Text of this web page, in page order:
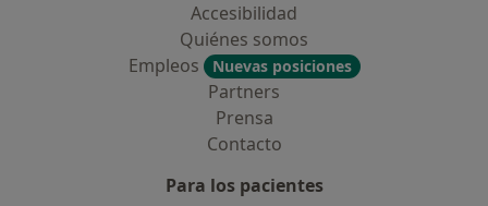
Accesibilidad
Quiénes somos
Empleos
Nuevas posiciones
Partners
Prensa
Contacto
Para los pacientes